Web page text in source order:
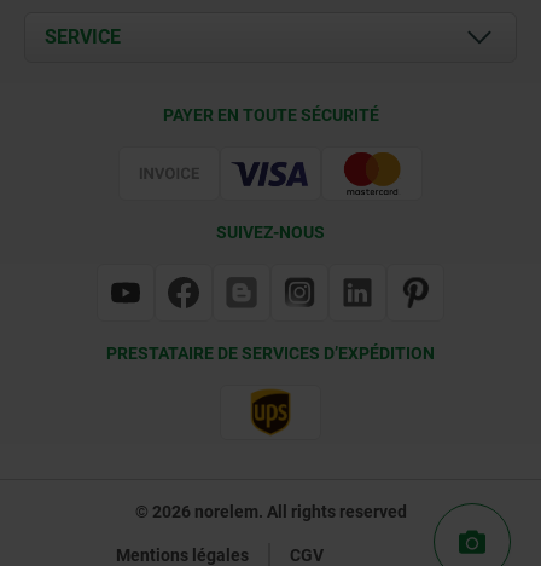
Contact
Documents
SERVICE
PAYER EN TOUTE SÉCURITÉ
SUIVEZ-NOUS
PRESTATAIRE DE SERVICES D’EXPÉDITION
© 2026 norelem. All rights reserved
Mentions légales CGV